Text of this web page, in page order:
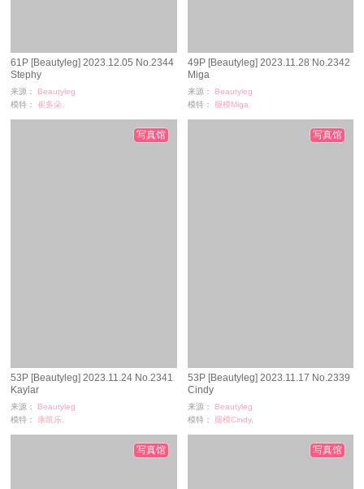
61P [Beautyleg] 2023.12.05 No.2344
Stephy
来源：
Beautyleg
模特：
崔多朵,
49P [Beautyleg] 2023.11.28 No.2342
Miga
来源：
Beautyleg
模特：
腿模Miga,
53P [Beautyleg] 2023.11.24 No.2341
Kaylar
来源：
Beautyleg
模特：
康凯乐,
浏览：251
写真馆
53P [Beautyleg] 2023.11.17 No.2339
Cindy
来源：
Beautyleg
模特：
腿模Cindy,
浏览：197
写真馆
写真馆 写真馆